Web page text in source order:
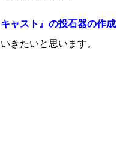
キャスト』の投石器の作成
きたいと思います。